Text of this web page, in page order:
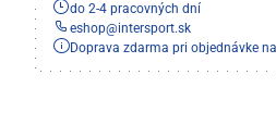
do 2-4 pracovných dní
eshop@intersport.sk
Doprava zdarma pri objednávke